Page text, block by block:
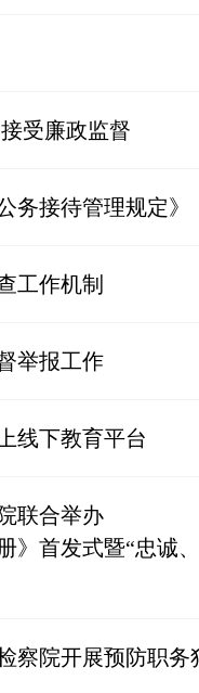
受廉政监督
务接待管理规定》
工作机制
举报工作
线下教育平台
联合举办
》首发式暨“忠诚
察院开展预防职务